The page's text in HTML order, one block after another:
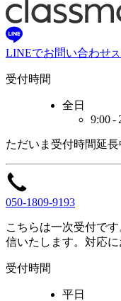
LINEでお問い合わせ
受付時間
全日
9:00 -
ただいま 受付時間延長
050-1809-9193
こちらは一次受付です
信いたします。 対応に
受付時間
平日